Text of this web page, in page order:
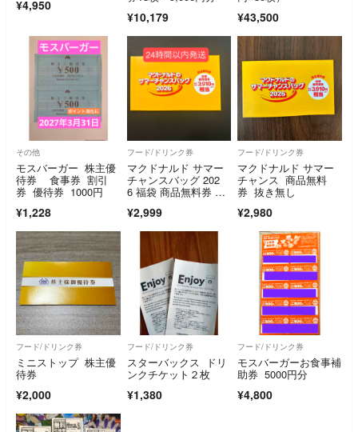
¥4,950
¥10,179 ¥43,500
その他
モスバーガー 株主優
待券 食事券 割引
券 優待券 1000円
¥1,228
フード/ドリンク券
マクドナルド サマー
チャンスバッグ 202
6 福袋 商品無料券 ク
¥2,999
フード/ドリンク券
マクドナルド サマー
チャンス 商品無料
券 抜き無し
¥2,980
フード/ドリンク券
ミニストップ 株主優
待券
¥2,000
フード/ドリンク券
スターバックス ドリ
ンクチケット２枚
¥1,380
フード/ドリンク券
モスバーガーお食事補
助券 5000円分
¥4,800